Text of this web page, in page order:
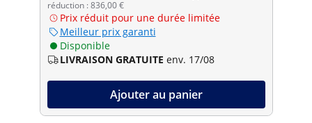
réduction : 836,00 €
Prix réduit pour une durée limitée
Meilleur prix garanti
Disponible
LIVRAISON GRATUITE env. 17/08
Ajouter au panier